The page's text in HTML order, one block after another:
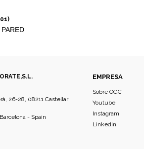
26-28, 08211 Castellar
- Spain
EMPRESA
Sobre OGC
Youtube
Instagram
Linkedin